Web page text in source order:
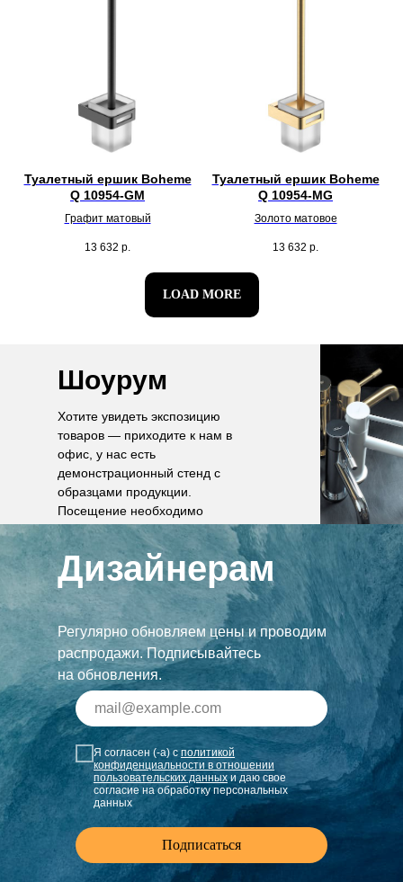
Туалетный ершик Boheme
Q 10954-GM
Графит матовый
13 632 р.
Туалетный ершик Boheme
Q 10954-MG
Золото матовое
13 632 р.
LOAD MORE
Шоурум
Хотите увидеть экспозицию
товаров — приходите к нам в
офис, у нас есть
демонстрационный стенд с
образцами продукции.
Посещение необходимо
согласовать по телефону.
Дизайнерам
Регулярно обновляем цены и проводим
распродажи. Подписывайтесь
на обновления.
Я согласен (-а) с политикой
конфиденциальности в отношении
пользовательских данныхи даю свое
согласие на обработку персональных
данных
Подписаться